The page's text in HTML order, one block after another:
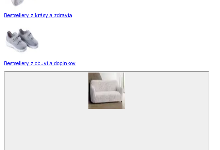
Bestsellery z krásy a zdravia
Bestsellery z obuvi a doplnkov